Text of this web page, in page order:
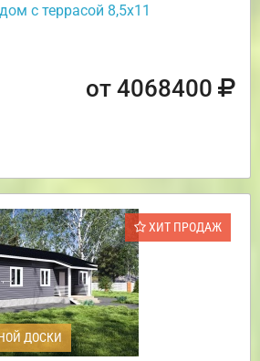
с террасой 8,5х11
от 4068400
ХИТ ПРОДАЖ
ДОСКИ